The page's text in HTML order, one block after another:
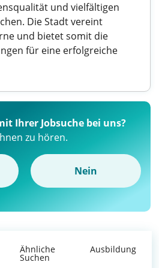
und vielfältigen
Die Stadt vereint
und bietet somit die
für eine erfolgreiche
Ihrer Jobsuche bei uns?
zu hören.
Nein
Ähnliche
Suchen
Ausbildung